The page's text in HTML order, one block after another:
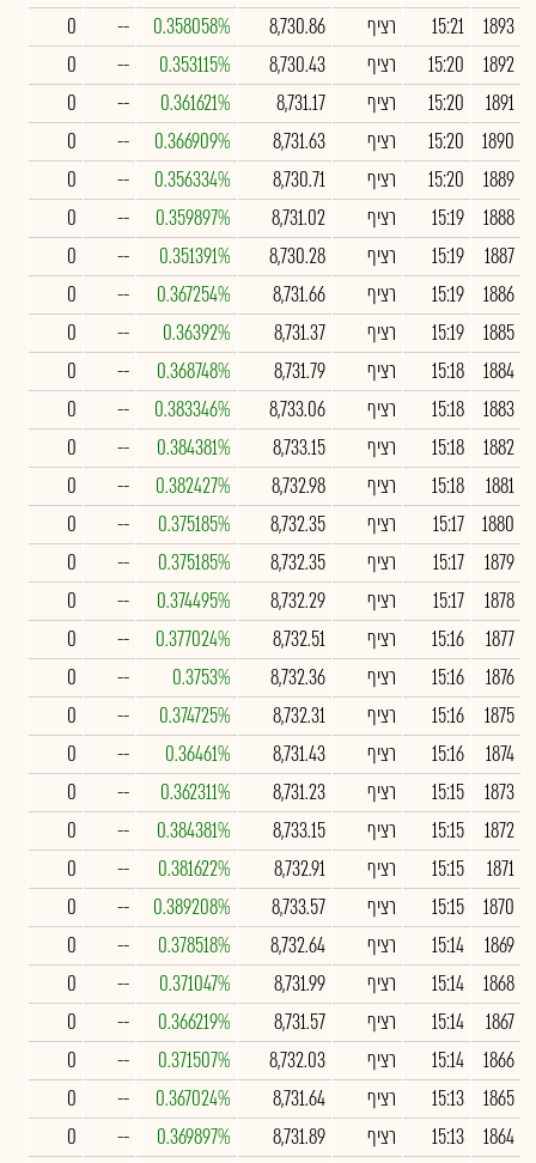
1893
15:21 רציף 8,730.86
0.358058%
--
0
1892
15:20 רציף 8,730.43
0.353115%
--
0
1891
15:20 רציף 8,731.17
0.361621%
--
0
1890
15:20 רציף 8,731.63
0.366909%
--
0
1889
15:20 רציף 8,730.71
0.356334%
--
0
1888
15:19 רציף 8,731.02
0.359897%
--
0
1887
15:19 רציף 8,730.28
0.351391%
--
0
1886
15:19 רציף 8,731.66
0.367254%
--
0
1885
15:19 רציף 8,731.37
0.36392%
--
0
1884
15:18 רציף 8,731.79
0.368748%
--
0
1883
15:18 רציף 8,733.06
0.383346%
--
0
1882
15:18 רציף 8,733.15
0.384381%
--
0
1881
15:18 רציף 8,732.98
0.382427%
--
0
1880
15:17 רציף 8,732.35
0.375185%
--
0
1879
15:17 רציף 8,732.35
0.375185%
--
0
1878
15:17 רציף 8,732.29
0.374495%
--
0
1877
15:16 רציף 8,732.51
0.377024%
--
0
1876
15:16 רציף 8,732.36
0.3753%
--
0
1875
15:16 רציף 8,732.31
0.374725%
--
0
1874
15:16 רציף 8,731.43
0.36461%
--
0
1873
15:15 רציף 8,731.23
0.362311%
--
0
1872
15:15 רציף 8,733.15
0.384381%
--
0
1871
15:15 רציף 8,732.91
0.381622%
--
0
1870
15:15 רציף 8,733.57
0.389208%
--
0
1869
15:14 רציף 8,732.64
0.378518%
--
0
1868
15:14 רציף 8,731.99
0.371047%
--
0
1867
15:14 רציף 8,731.57
0.366219%
--
0
1866
15:14 רציף 8,732.03
0.371507%
--
0
1865
15:13 רציף 8,731.64
0.367024%
--
0
1864
15:13 רציף 8,731.89
0.369897%
--
0